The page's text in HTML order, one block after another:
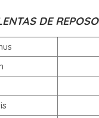
DE